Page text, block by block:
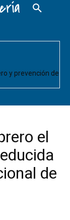
y prevención de
el
de